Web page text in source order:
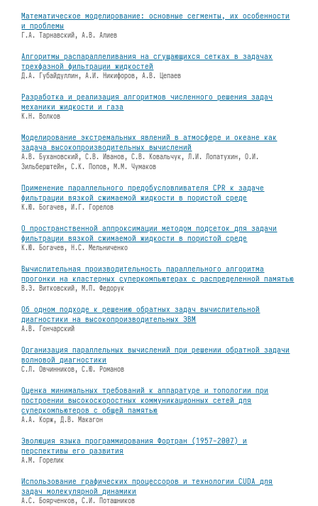
Математическое моделирование: основные сегменты, их особенности
и проблемы
Г.А. Тарнавский, А.В. Алиев
Алгоритмы распараллеливания на сгущающихся сетках в задачах
трехфазной фильтрации жидкостей
Д.А. Губайдуллин, А.И. Никифоров, А.В. Цепаев
Разработка и реализация алгоритмов численного решения задач
механики жидкости и газа
К.Н. Волков
Моделирование экстремальных явлений в атмосфере и океане как
задача высокопроизводительных вычислений
А.В. Бухановский, С.В. Иванов, С.В. Ковальчук, Л.И. Лопатухин, О.И.
Зильберштейн, С.К. Попов, М.М. Чумаков
Применение параллельного предобусловливателя CPR к задаче
фильтрации вязкой сжимаемой жидкости в пористой среде
К.Ю. Богачев, И.Г. Горелов
О пространственной аппроксимации методом подсеток для задачи
фильтрации вязкой сжимаемой жидкости в пористой среде
К.Ю. Богачев, Н.С. Мельниченко
Вычислительная производительность параллельного алгоритма
прогонки на кластерных суперкомпьютерах с распределенной памятью
В.Э. Витковский, М.П. Федорук
Об одном подходе к решению обратных задач вычислительной
диагностики на высокопроизводительных ЭВМ
А.В. Гончарский
Организация параллельных вычислений при решении обратной задачи
волновой диагностики
С.Л. Овчинников, С.Ю. Романов
Оценка минимальных требований к аппаратуре и топологии при
построении высокоскоростных коммуникационных сетей для
суперкомпьютеров с общей памятью
А.А. Корж, Д.В. Макагон
Эволюция языка программирования Фортран (1957-2007) и
перспективы его развития
А.М. Горелик
Использование графических процессоров и технологии CUDA для
задач молекулярной динамики
А.С. Боярченков, С.И. Поташников